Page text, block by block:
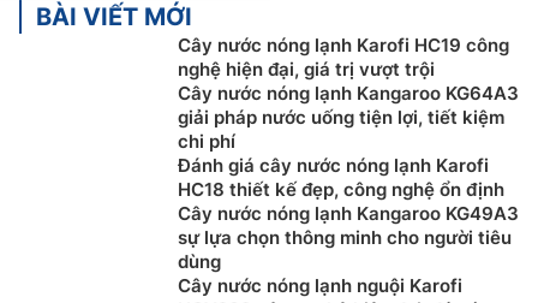
BÀI VIẾT MỚI
Cây nước nóng lạnh Karofi HC19 công
nghệ hiện đại, giá trị vượt trội
Cây nước nóng lạnh Kangaroo KG64A3
giải pháp nước uống tiện lợi, tiết kiệm
chi phí
Đánh giá cây nước nóng lạnh Karofi
HC18 thiết kế đẹp, công nghệ ổn định
Cây nước nóng lạnh Kangaroo KG49A3
sự lựa chọn thông minh cho người tiêu
dùng
Cây nước nóng lạnh nguội Karofi